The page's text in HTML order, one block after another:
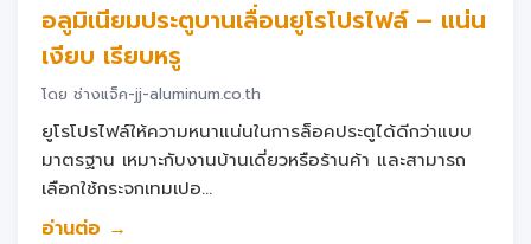
อลูมิเนียมประตูบานเลื่อนยูโรโปรไฟล์ – แน่น
เงียบ เรียบหรู
โดย ช่างแจ็ค-jj-aluminum.co.th
ยูโรโปรไฟล์ให้ความหนาแน่นในการล็อคประตูได้ดีกว่าแบบ
มาตรฐาน เหมาะกับงานบ้านเดี่ยวหรือร้านค้า และสามารถ
เลือกใช้กระจกเทมเปอ...
อ่านต่อ →